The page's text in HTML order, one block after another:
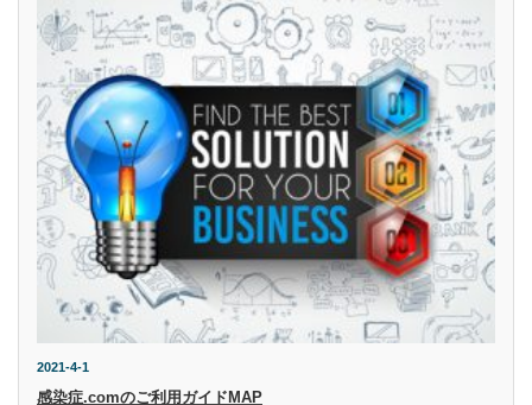
2021-4-1
感染症.comのご利用ガイドMAP